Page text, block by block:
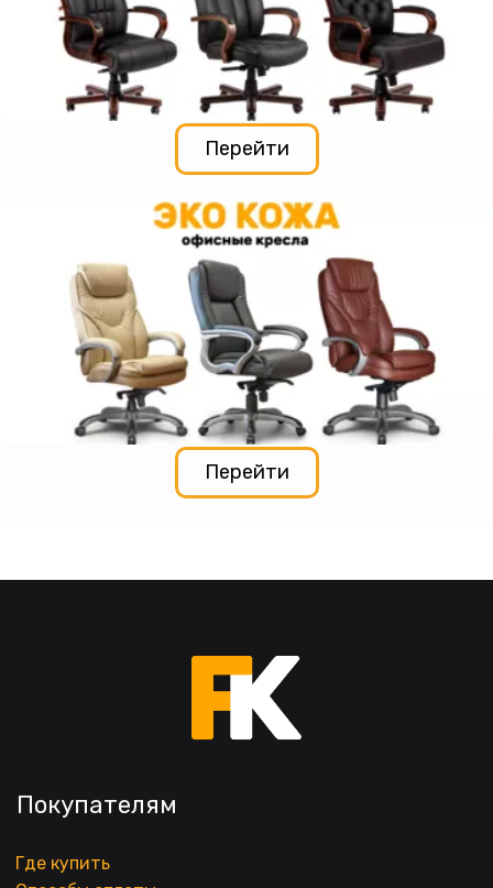
Перейти
Перейти
Покупателям
Где купить